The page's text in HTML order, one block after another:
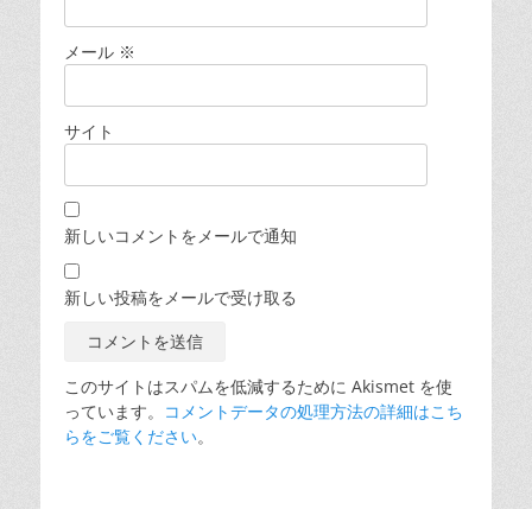
メール ※
サイト
新しいコメントをメールで通知
新しい投稿をメールで受け取る
このサイトはスパムを低減するために Akismet を使
っています。
コメントデータの処理方法の詳細はこち
らをご覧ください。